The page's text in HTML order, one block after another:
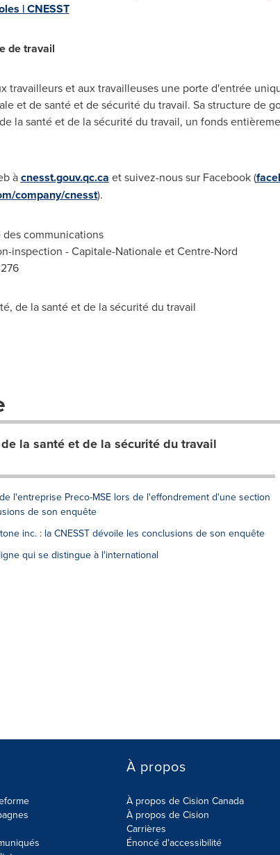
| CNESST
de travail
travailleurs et aux travailleuses une porte d'entrée
et de santé et de sécurité du travail. Sa structure de
la santé et de la sécurité du travail, un fonds
àcnesst.gouv.qc.ca et suivez-nous sur Facebook (
company/cnesst).
communications
- Capitale-Nationale et Centre-Nord
de la santé et de la sécurité du travail
la santé et de la sécurité du travail
l'entreprise Preco-MSE lors de l'effondrement d'une section
de son enquête
inc. : la CNESST dévoile les conclusions de son enquête
qui se distingue à l'international
À propos
À propos de Cision Canada
À propos de Cision
Carrières
Énoncé d'accessibilité